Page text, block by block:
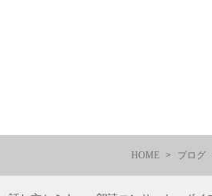
HOME ブログ